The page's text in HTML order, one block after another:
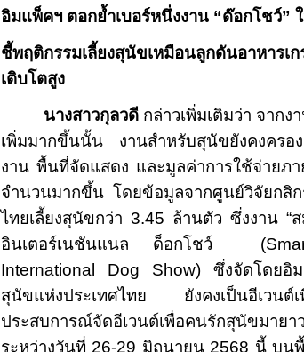
อิมแพ็คฯ ตอกย้ำเบอร์หนึ่งงาน “ด๊อกโชว์”
ชี้พฤติกรรมเลี้ยงสุนัขเหมือนลูกดันอาหารเ
เติบโตสูง
นางสาวกุลวดี กล่าวเพิ่มเติมว่า จาก
เพิ่มมากขึ้นนั้น งานสำหรับสุนัขยังคงคร
งาน พื้นที่จัดแสดง และมูลค่าการใช้จ่ายภ
จำนวนมากขึ้น โดยข้อมูลจากศูนย์วิจัยกสิ
ไทยเลี้ยงสุนัขกว่า 3.45 ล้านตัว ซึ่งงาน “
อินเตอร์เนชันแนล ด็อกโชว์ (
International Dog Show) ซึ่งจัดโดยอิ
สุนัขแห่งประเทศไทย ยังคงเป็นอีเว
ประสบการณ์จัดอีเวนต์เพื่อคนรักสุนัขมาย
ระหว่างวันที่ 26-29 มิถุนายน 2568 นี้ บน